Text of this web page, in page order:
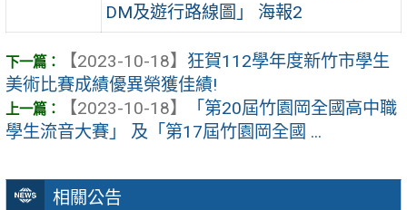
相關公告
DM及遊行路線圖」 海報2
【2023-10-18】 狂賀112學年度新竹市學生
美術比賽成績優異榮獲佳績!
【2023-10-18】
「第20屆竹園岡全國高中職
學生流音大賽」 及「第17屆竹園岡全國 ...